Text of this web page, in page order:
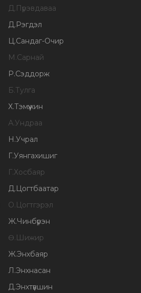
Д.Пүрэвдаваа
Д.Рэгдэл
Ц.Сандаг-Очир
М.Сарнай
Р.Сэддорж
Б.Тулга
Х.Тэмүүжин
А.Ундраа
Н.Учрал
Г.Уянгахишиг
Г.Хосбаяр
Д.Цогтбаатар
О.Цогтгэрэл
Ж.Чинбүрэн
Ө.Шижир
Ж.Энхбаяр
Л.Энхнасан
Д.Энхтүвшин